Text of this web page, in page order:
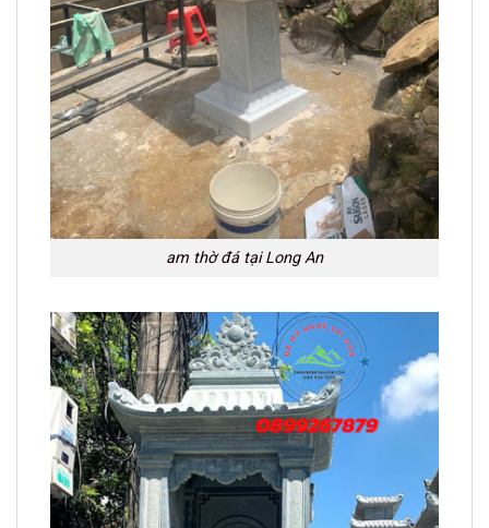
am thờ đá tại Long An